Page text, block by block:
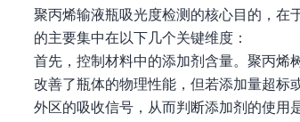
聚丙烯输液瓶吸光度检测的核心目的，在
的主要集中在以下几个关键维度：
首先，控制材料中的添加剂含量。聚丙烯
改善了瓶体的物理性能，但若添加量超标
外区的吸收信号，从而判断添加剂的使用